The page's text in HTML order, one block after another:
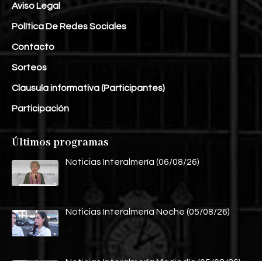
Aviso Legal
Política De Redes Sociales
Contacto
Sorteos
Clausula informativa (Participantes)
Participación
Últimos programas
Noticias Interalmería (06/08/26)
Noticias Interalmería Noche (05/08/26)